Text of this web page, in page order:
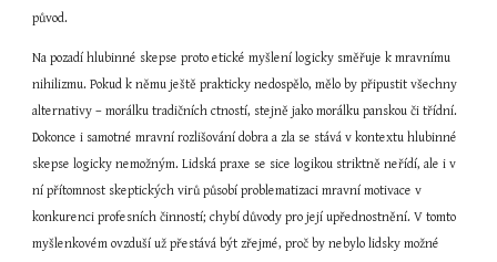
původ.
Na pozadí hlubinné skepse proto etické myšlení logicky směřuje k mravnímu
nihilizmu. Pokud k němu ještě prakticky nedospělo, mělo by připustit všechny
alternativy – morálku tradičních ctností, stejně jako morálku panskou či třídní.
Dokonce i samotné mravní rozlišování dobra a zla se stává v kontextu hlubinné
skepse logicky nemožným. Lidská praxe se sice logikou striktně neřídí, ale i v
ní přítomnost skeptických virů působí problematizaci mravní motivace v
konkurenci profesních činností; chybí důvody pro její upřednostnění. V tomto
myšlenkovém ovzduší už přestává být zřejmé, proč by nebylo lidsky možné